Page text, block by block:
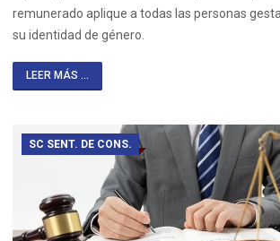
remunerado aplique a todas las personas
su identidad de género.
LEER MÁS ...
SC SENT. DE CONS.